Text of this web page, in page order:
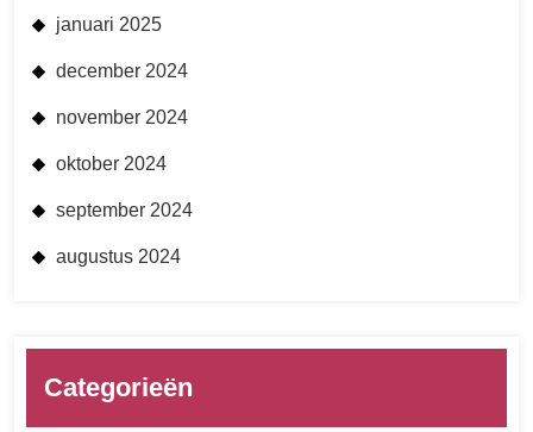
januari 2025
december 2024
november 2024
oktober 2024
september 2024
augustus 2024
Categorieën